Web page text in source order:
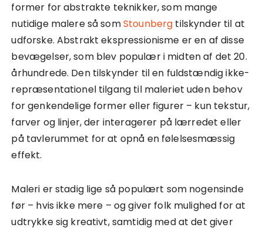
former for abstrakte teknikker, som mange
nutidige malere så somStounberg tilskynder til at
udforske. Abstrakt ekspressionisme er en af disse
bevægelser, som blev populær i midten af det 20.
århundrede. Den tilskynder til en fuldstændig ikke-
repræsentationel tilgang til maleriet uden behov
for genkendelige former eller figurer – kun tekstur,
farver og linjer, der interagerer på lærredet eller
på tavlerummet for at opnå en følelsesmæssig
effekt.
Maleri er stadig lige så populært som nogensinde
før – hvis ikke mere – og giver folk mulighed for at
udtrykke sig kreativt, samtidig med at det giver